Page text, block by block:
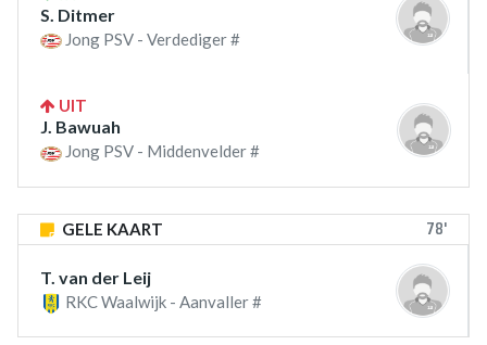
S. Ditmer
Jong PSV - Verdediger #
UIT
J. Bawuah
Jong PSV - Middenvelder #
GELE KAART 78'
T. van der Leij
RKC Waalwijk - Aanvaller #